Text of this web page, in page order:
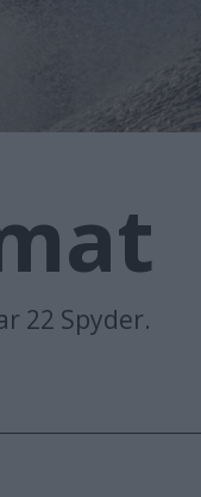
22 Spyder.